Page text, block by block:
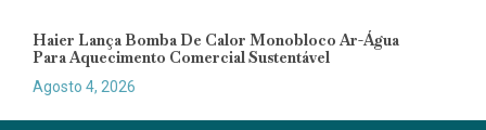
Haier Lança Bomba De Calor Monobloco Ar-Água
Para Aquecimento Comercial Sustentável
Agosto 4, 2026